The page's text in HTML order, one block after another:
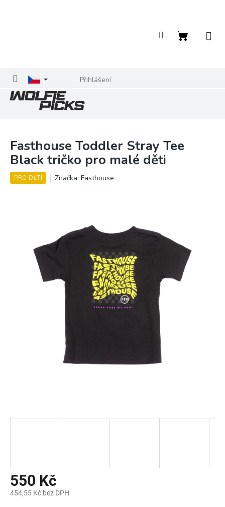
Přihlášení
Nákupní
Fasthouse Toddler Stray Tee
Black tričko pro malé děti
PRO DĚTI Značka: Fasthouse
550 Kč
454,55 Kč bez DPH